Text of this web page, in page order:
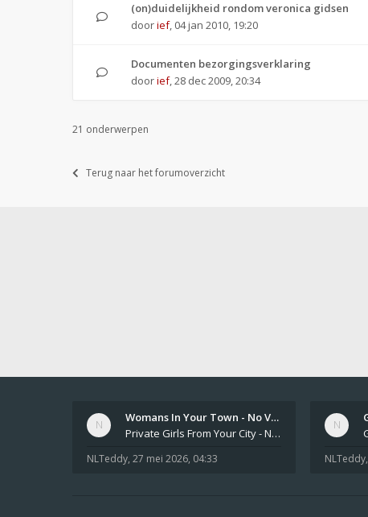
(on)duidelijkheid rondom veronica gidsen
doorief, 04 jan 2010, 19:20
Documenten bezorgingsverklaring
doorief,28 dec 2009, 20:34
21 onderwerpen
Terug naar het forumoverzicht
Womans In Your Town - No Veri…
Private Girls From Your City - No Selfie - Anonymous Adult Dating https://privatedates.live Private Girls In Your
NLTeddy, 27 mei 2026, 04:33 NLTeddy,